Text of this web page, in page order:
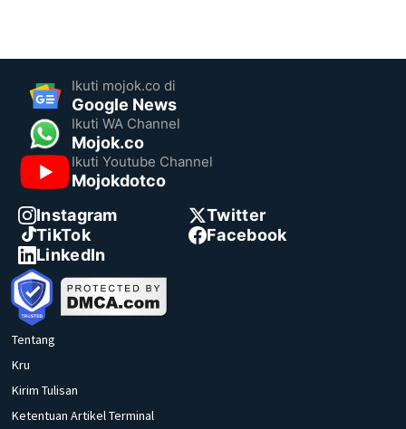
Ikuti mojok.co di
Google News
Ikuti WA Channel
Mojok.co
Ikuti Youtube Channel
Mojokdotco
Instagram
Twitter
TikTok
Facebook
LinkedIn
Tentang
Kru
Kirim Tulisan
Ketentuan Artikel Terminal